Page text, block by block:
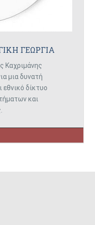
ΓΕΩΡΓΙΑ
μια δυνατή
εθνικό δίκτυο
και